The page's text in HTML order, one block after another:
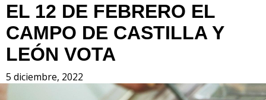
EL 12 DE FEBRERO EL
CAMPO DE CASTILLA Y
LEÓN VOTA
5 diciembre, 2022